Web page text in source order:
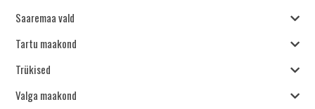
Saaremaa vald
Tartu maakond
Trükised
Valga maakond